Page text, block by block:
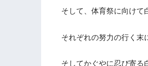
そして、体育祭に向けて
それぞれの努力の行く末
そしてかぐやに忍び寄る